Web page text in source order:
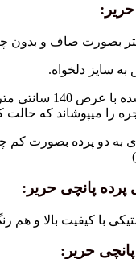
سایز دلخواه.
بصورت چین خورده
را میپوشاند که
به دو پرده بصورت کم
پانچی حریر:
با کیفیت بالا و هم
حریر: